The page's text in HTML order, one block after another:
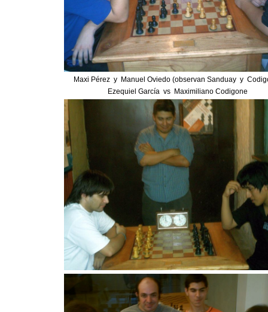
Maxi Pérez y Manuel Oviedo (observan Sanduay y
Ezequiel García vs Maximiliano Codigone